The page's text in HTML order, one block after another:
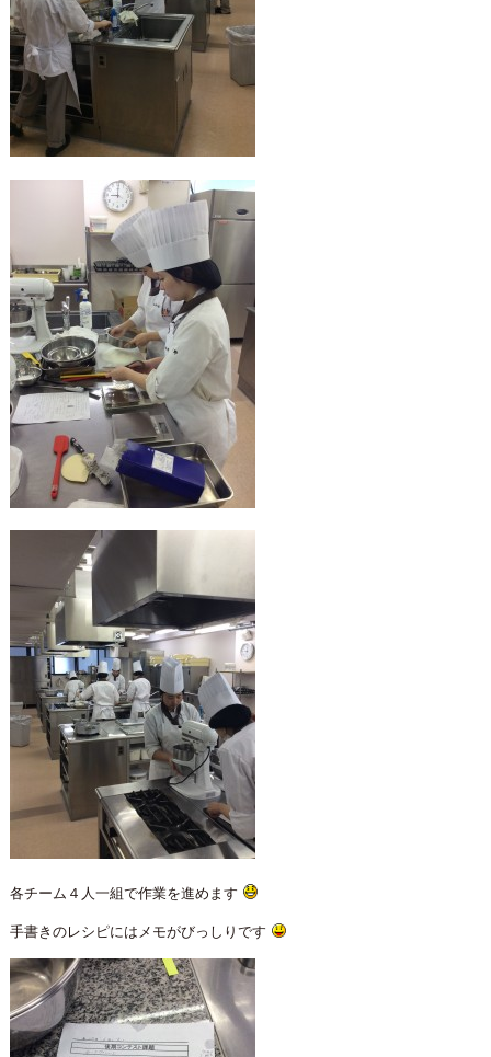
各チーム４人一組で作業を進めます
手書きのレシピにはメモがびっしりです